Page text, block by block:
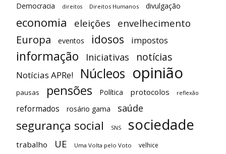
Democracia direitos Direitos Humanos divulgação
economia eleições envelhecimento
Europa eventos idosos impostos
informação Iniciativas notícias
Notícias APRe! Núcleos opinião
pausas pensões Política protocolos reflexão
reformados rosário gama saúde
segurança social SNS sociedade
trabalho UE Uma Volta pelo Voto velhice